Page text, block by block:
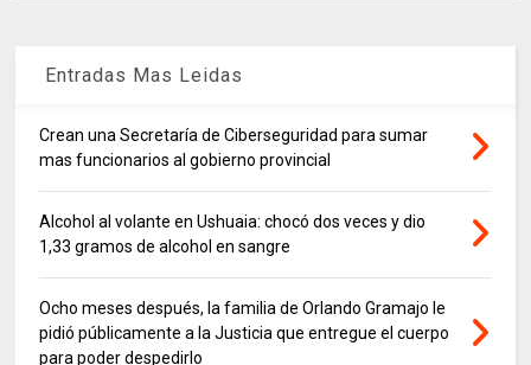
Entradas Mas Leidas
Crean una Secretaría de Ciberseguridad para sumar
mas funcionarios al gobierno provincial
Alcohol al volante en Ushuaia: chocó dos veces y dio
1,33 gramos de alcohol en sangre
Ocho meses después, la familia de Orlando Gramajo le
pidió públicamente a la Justicia que entregue el cuerpo
para poder despedirlo